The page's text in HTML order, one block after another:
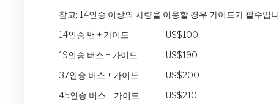
참고: 14인승 이상의 차량을 이용할 경우 가이드가 필수입
14인승 밴 + 가이드
US$100
19인승 버스 + 가이드
US$190
37인승 버스 + 가이드
US$200
45인승 버스 + 가이드
US$210